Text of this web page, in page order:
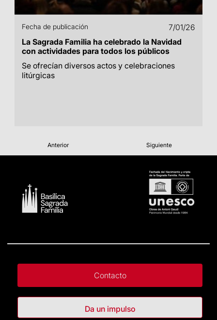
Fecha de publicación
7/01/26
La Sagrada Familia ha celebrado la Navidad
con actividades para todos los públicos
Se ofrecían diversos actos y celebraciones
litúrgicas
Anterior Siguiente
Contacto
Da un impulso